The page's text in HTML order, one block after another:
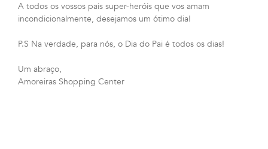
A todos os vossos pais super-heróis que vos amam
incondicionalmente, desejamos um ótimo dia!
P.S Na verdade, para nós, o Dia do Pai é todos os dias!
Um abraço,
Amoreiras Shopping Center